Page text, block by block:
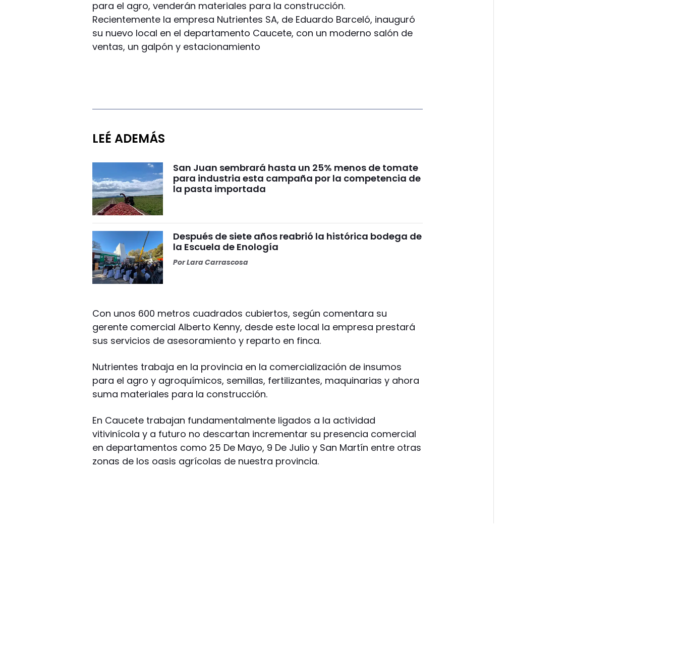
para el agro, venderán materiales para la construcción.
Recientemente la empresa Nutrientes SA, de Eduardo Barceló, inauguró
su nuevo local en el departamento Caucete, con un moderno salón de
ventas, un galpón y estacionamiento
LEÉ ADEMÁS
San Juan sembrará hasta un 25% menos de tomate
para industria esta campaña por la competencia de
la pasta importada
Después de siete años reabrió la histórica bodega de
la Escuela de Enología
PorLara Carrascosa
Con unos 600 metros cuadrados cubiertos, según comentara su
gerente comercial Alberto Kenny, desde este local la empresa prestará
sus servicios de asesoramiento y reparto en finca.
Nutrientes trabaja en la provincia en la comercialización de insumos
para el agro y agroquímicos, semillas, fertilizantes, maquinarias y ahora
suma materiales para la construcción.
En Caucete trabajan fundamentalmente ligados a la actividad
vitivinícola y a futuro no descartan incrementar su presencia comercial
en departamentos como 25 De Mayo, 9 De Julio y San Martín entre otras
zonas de los oasis agrícolas de nuestra provincia.